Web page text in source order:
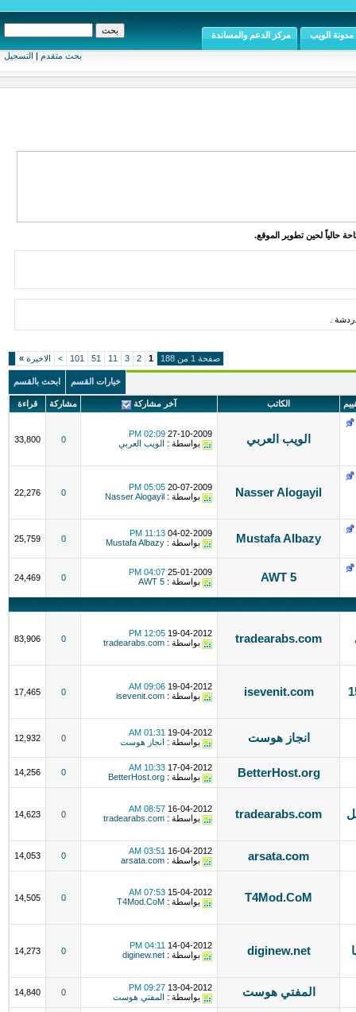
بحث متقدم | التسجيل
مدونة الويب مركز الدعم والمساندة
حالياً لحين تطوير الموقع.
.
صفحة 1 من 188 1
2
3
11
51
101
> الاخيرة »
خيارات القسم ابحث بالقسم
الكاتب آخر مشاركة مشاركة قراءة
الويب العربي 27-10-2009
02:09 PM
بواسطة :
الويب العربي 0
33,800
Nasser Alogayil
20-07-2009
05:05 PM
بواسطة : Nasser Alogayil
0
22,276
Mustafa Albazy
04-02-2009
11:13 PM
بواسطة : Mustafa Albazy
0
25,759
AWT 5
25-01-2009
04:07 PM
بواسطة : AWT 5
0
24,469
tradearabs.com
19-04-2012
12:05 PM
بواسطة : tradearabs.com
0
83,906
جدا ب 150 isevenit.com
19-04-2012
09:06 AM
بواسطة : isevenit.com
0
17,465
انجاز هوست 19-04-2012
01:31 AM
بواسطة :
انجاز هوست 0
12,932
BetterHost.org
17-04-2012
10:33 AM
بواسطة : BetterHost.org
0
14,256
tradearabs.com
16-04-2012
08:57 AM
بواسطة : tradearabs.com
0
14,623
arsata.com
16-04-2012
03:51 AM
بواسطة : arsata.com
0
14,053
T4Mod.CoM
15-04-2012
07:53 AM
بواسطة : T4Mod.CoM
0
14,505
diginew.net
14-04-2012
04:11 PM
بواسطة : diginew.net
0
14,273
المفتي هوست 13-04-2012
09:27 PM
بواسطة :
المفتي هوست 0
14,840